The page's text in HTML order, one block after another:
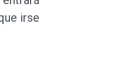
irse